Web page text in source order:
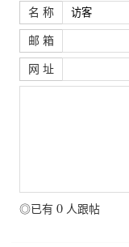
名 称
邮 箱
网 址
◎已有 0 人跟帖